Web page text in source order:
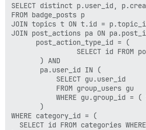
SELECT distinct p.user_id,
FROM badge_posts p
JOIN topics t ON t.id =
JOIN post_actions pa ON
      post_action_type_id = (
SELECT id FROM
       ) AND
       pa.user_id IN (
           SELECT gu.user_id
           FROM group_users gu
WHERE gu.group_id =
       )
WHERE category_id = (
SELECT id FROM categories